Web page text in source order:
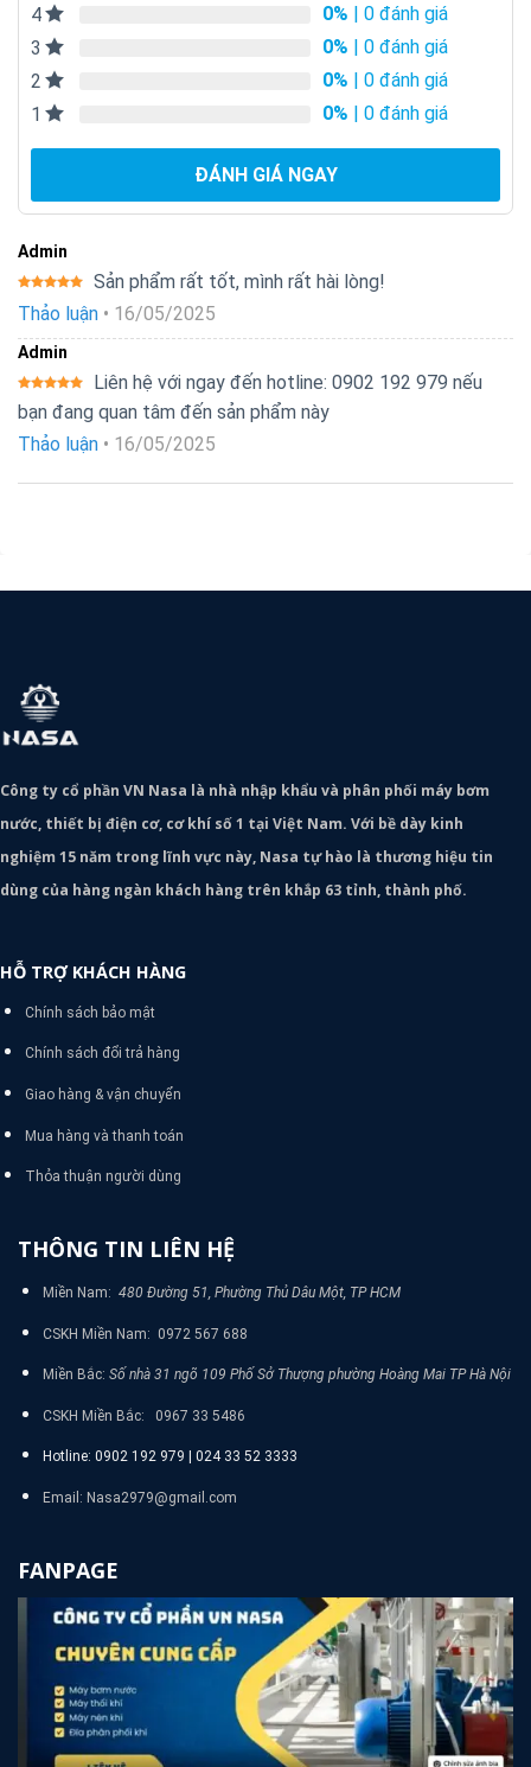
4
0% | 0 đánh giá
3
0% | 0 đánh giá
2
0% | 0 đánh giá
1
0% | 0 đánh giá
ĐÁNH GIÁ NGAY
Admin
hạng5 5
Sản phẩm rất tốt, mình rất hài lòng!
Thảo luận • 16/05/2025
Admin
hạng 5 5
Liên hệ với ngay đến hotline: 0902 192 979 nếu
bạn đang quan tâm đến sản phẩm này
Thảo luận • 16/05/2025
Công ty cổ phần VN Nasa là nhà nhập khẩu và phân phối máy bơm
nước, thiết bị điện cơ, cơ khí số 1 tại Việt Nam. Với bề dày kinh
nghiệm 15 năm trong lĩnh vực này, Nasa tự hào là thương hiệu tin
dùng của hàng ngàn khách hàng trên khắp 63 tỉnh, thành phố.
HỖ TRỢ KHÁCH HÀNG
Chính sách bảo mật
Chính sách đổi trả hàng
Giao hàng & vận chuyển
Mua hàng và thanh toán
Thỏa thuận người dùng
THÔNG TIN LIÊN HỆ
Miền Nam: 480 Đường 51, Phường Thủ Dâu Một, TP HCM
CSKH Miền Nam: 0972 567 688
Miền Bắc: Số nhà 31 ngõ 109 Phố Sở Thượng phường Hoàng Mai TP Hà Nội
CSKH Miền Bắc: 0967 33 5486
Hotline: 0902 192 979 | 024 33 52 3333
Email: Nasa2979@gmail.com
FANPAGE